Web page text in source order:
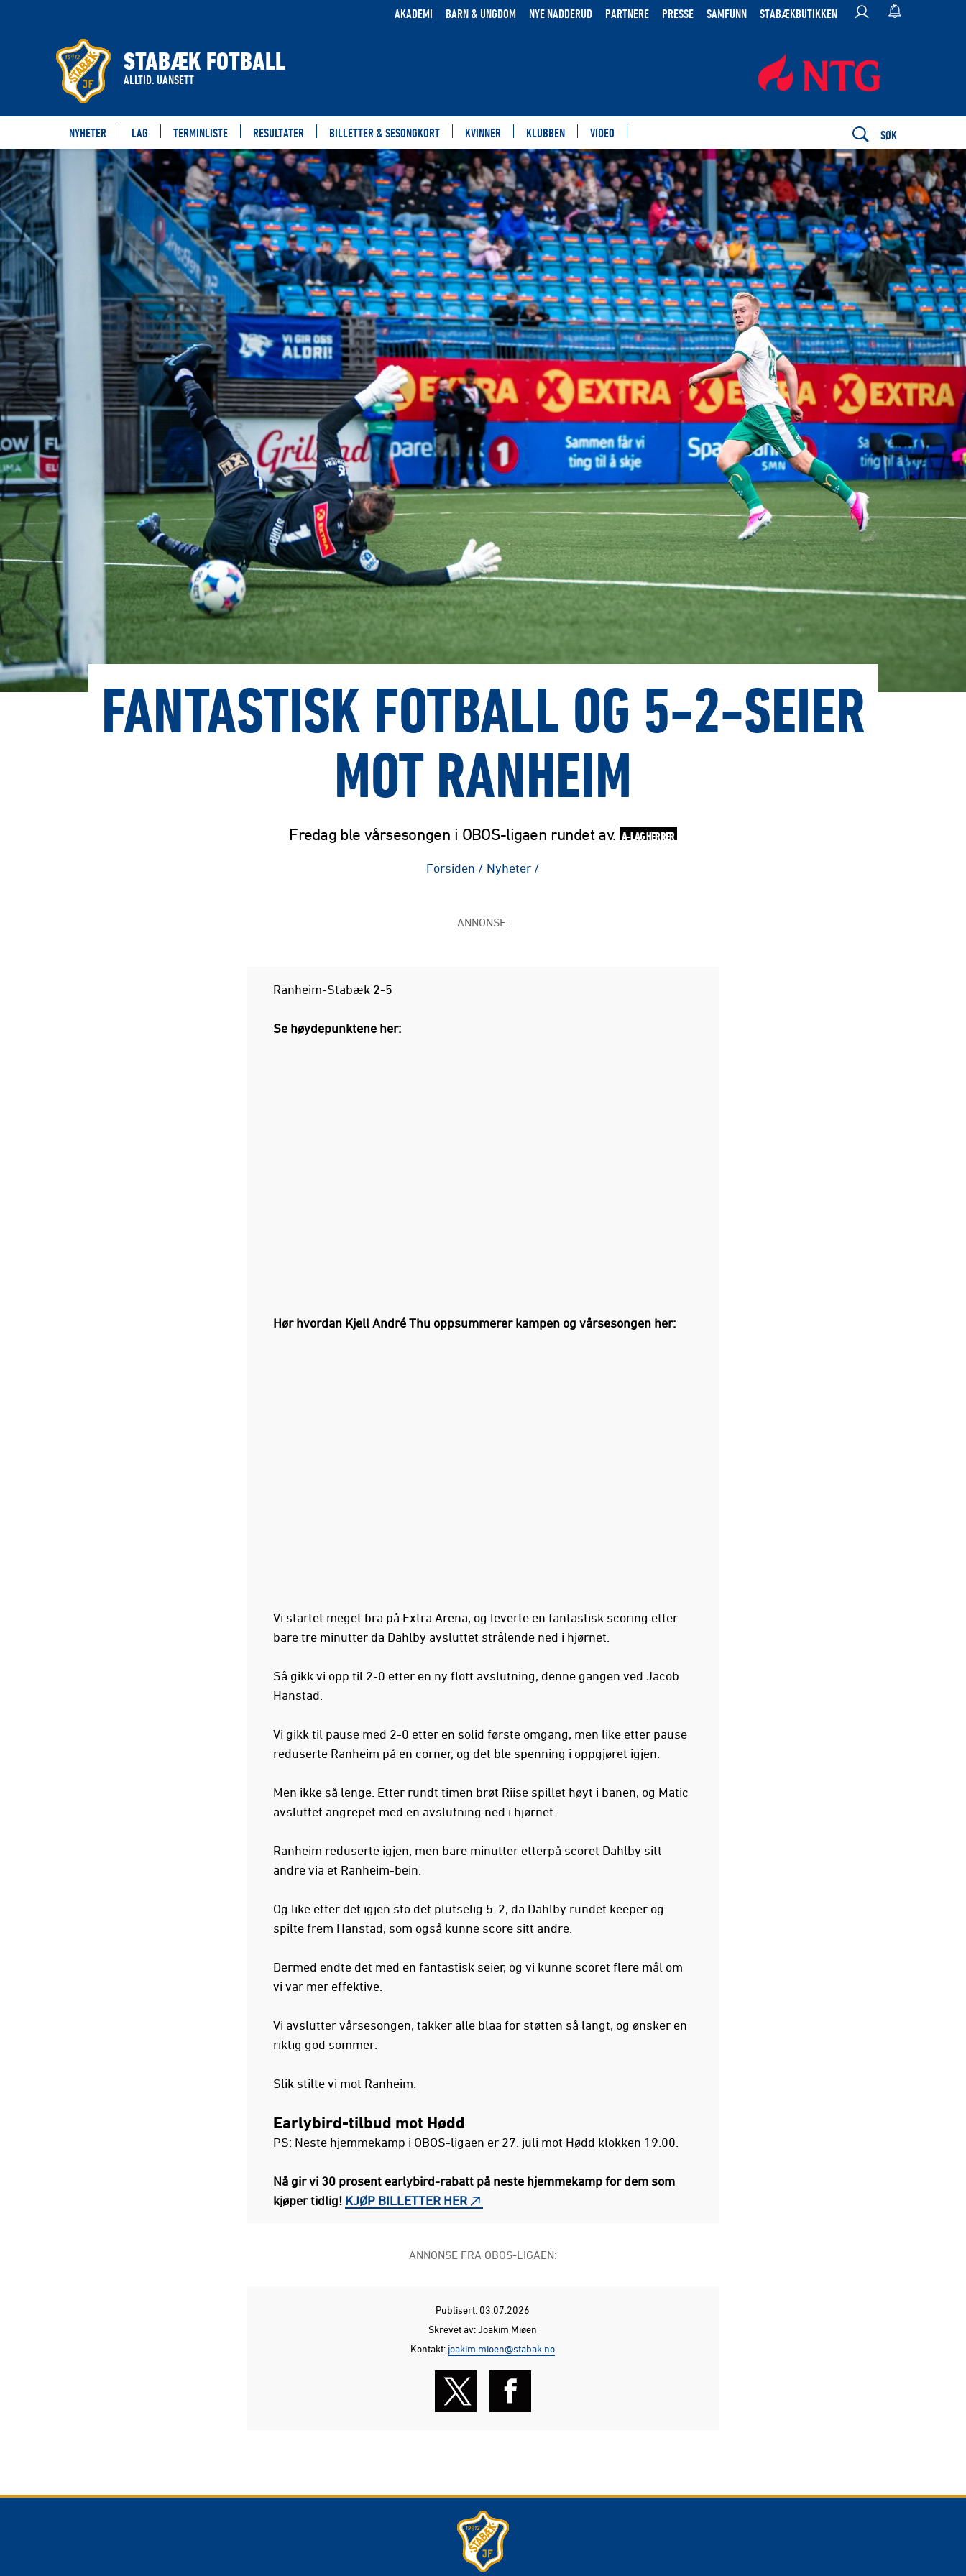
AKADEMI BARN & UNGDOM NYE NADDERUD PARTNERE PRESSE SAMFUNN STABÆKBUTIKKEN
STABÆK FOTBALL
ALLTID. UANSETT
NYHETER LAG TERMINLISTE RESULTATER BILLETTER & SESONGKORT KVINNER KLUBBEN VIDEO SØK
FANTASTISK FOTBALL OG 5-2-SEIER
MOT RANHEIM
Fredag ble vårsesongen i OBOS-ligaen rundet av. A-LAG HERRER
Forsiden / Nyheter /
ANNONSE:
Ranheim-Stabæk 2-5
Se høydepunktene her:
Hør hvordan Kjell André Thu oppsummerer kampen og vårsesongen her:
Vi startet meget bra på Extra Arena, og leverte en fantastisk scoring etter
bare tre minutter da Dahlby avsluttet strålende ned i hjørnet.
Så gikk vi opp til 2-0 etter en ny flott avslutning, denne gangen ved Jacob
Hanstad.
Vi gikk til pause med 2-0 etter en solid første omgang, men like etter pause
reduserte Ranheim på en corner, og det ble spenning i oppgjøret igjen.
Men ikke så lenge. Etter rundt timen brøt Riise spillet høyt i banen, og Matic
avsluttet angrepet med en avslutning ned i hjørnet.
Ranheim reduserte igjen, men bare minutter etterpå scoret Dahlby sitt
andre via et Ranheim-bein.
Og like etter det igjen sto det plutselig 5-2, da Dahlby rundet keeper og
spilte frem Hanstad, som også kunne score sitt andre.
Dermed endte det med en fantastisk seier, og vi kunne scoret flere mål om
vi var mer effektive.
Vi avslutter vårsesongen, takker alle blaa for støtten så langt, og ønsker en
riktig god sommer.
Slik stilte vi mot Ranheim:
Earlybird-tilbud mot Hødd
PS: Neste hjemmekamp i OBOS-ligaen er 27. juli mot Hødd klokken 19.00.
Nå gir vi 30 prosent earlybird-rabatt på neste hjemmekamp for dem som
kjøper tidlig! KJØP BILLETTER HER
ANNONSE FRA OBOS-LIGAEN:
Publisert: 03.07.2026
Skrevet av: Joakim Miøen
Kontakt: joakim.mioen@stabak.no